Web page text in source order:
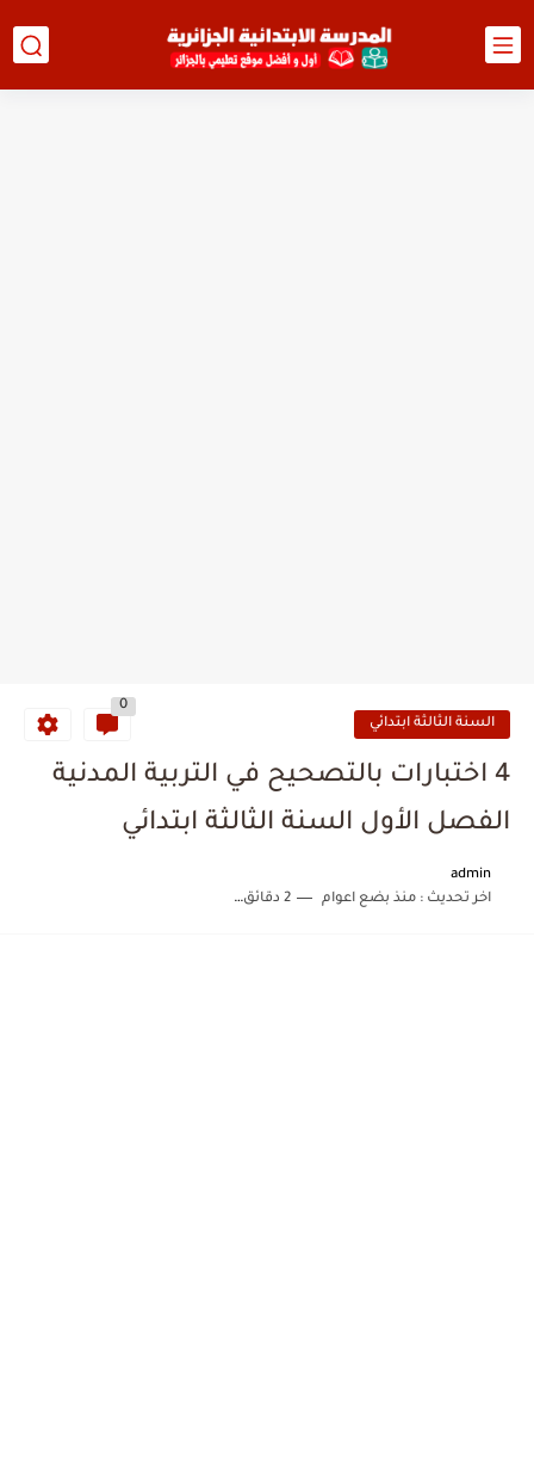
السنة الثالثة ابتدائي
0
4 اختبارات بالتصحيح في التربية المدنية
الفصل الأول السنة الثالثة ابتدائي
admin
اخر تحديث :منذ بضع اعوام 2 دقائق للقراءة